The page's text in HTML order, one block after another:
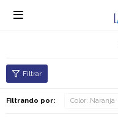

Filtrando por: Color: Naranja